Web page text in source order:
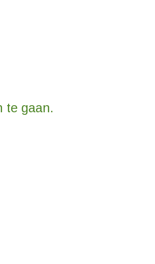
te gaan.